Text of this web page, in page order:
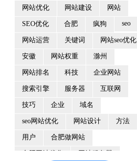
网站优化 网站建设 网站
SEO优化 合肥 疯狗 seo
网站运营 关键词 网站seo优化
安徽 网站权重 滁州
网站排名 科技 企业网站
搜索引擎 服务器 互联网
技巧 企业 域名
seo网站优化 网站设计 方法
用户 合肥做网站